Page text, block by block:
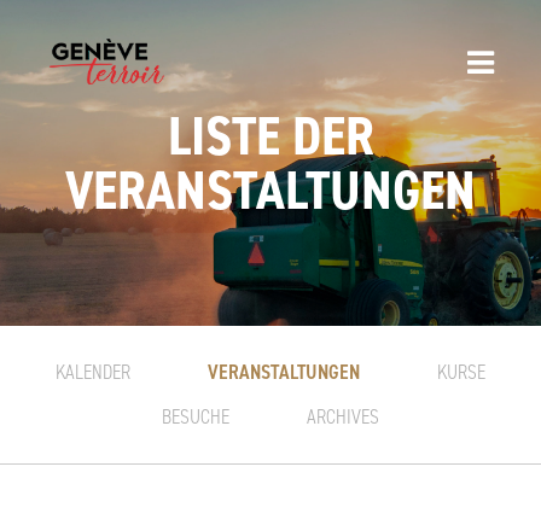
LISTE DER
VERANSTALTUNGEN
KALENDER VERANSTALTUNGEN
KURSE
BESUCHE
ARCHIVES